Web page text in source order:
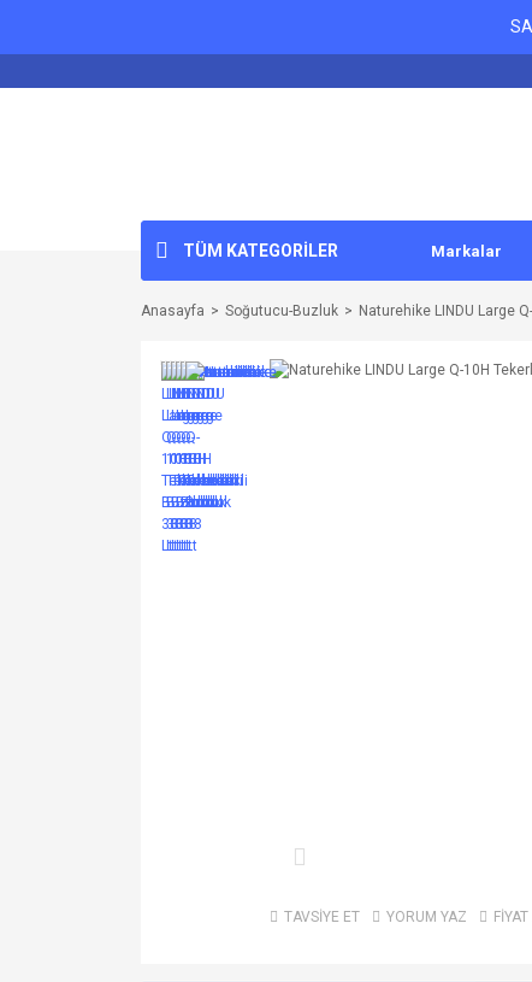
TÜM KATEGORİLER Markalar
Anasayfa Soğutucu-Buzluk Naturehike LINDU Large
TAVSİYE ET YORUM YAZ